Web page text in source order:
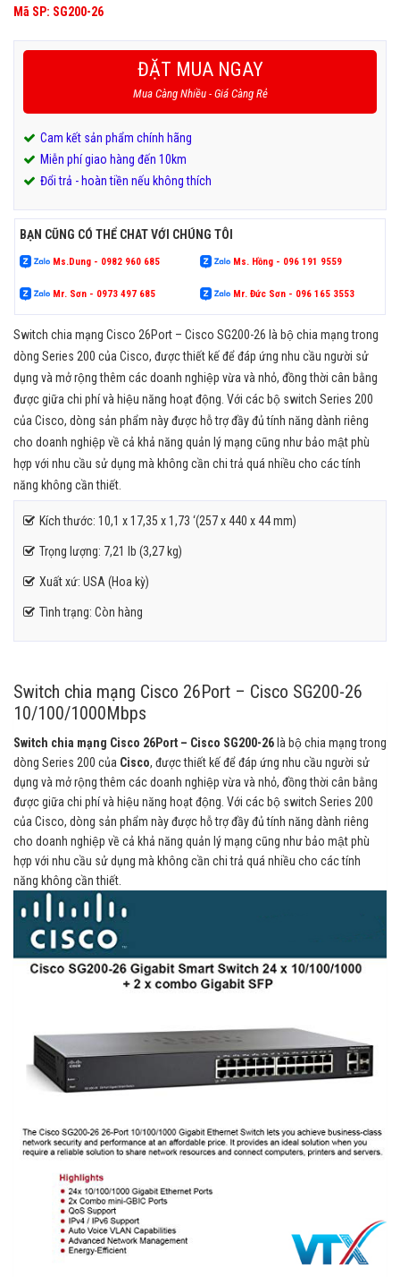
7,560,000₫.
là:
5,950,000₫.
Mã SP: SG200-26
ĐẶT MUA NGAY
Mua Càng Nhiều - Giá Càng Rẻ
Cam kết sản phẩm chính hãng
Miễn phí giao hàng đến 10km
Đổi trả - hoàn tiền nếu không thích
BẠN CŨNG CÓ THỂ CHAT VỚI CHÚNG TÔI
Ms.Dung - 0982 960 685 Ms. Hồng - 096 191 9559
Mr. Sơn - 0973 497 685 Mr. Đức Sơn - 096 165 3553
Switch chia mạng Cisco 26Port – Cisco SG200-26 là bộ chia mạng trong
dòng Series 200 của Cisco, được thiết kế để đáp ứng nhu cầu người sử
dụng và mở rộng thêm các doanh nghiệp vừa và nhỏ, đồng thời cân bằng
được giữa chi phí và hiệu năng hoạt động. Với các bộ switch Series 200
của Cisco, dòng sản phẩm này được hỗ trợ đầy đủ tính năng dành riêng
cho doanh nghiệp về cả khả năng quản lý mạng cũng như bảo mật phù
hợp với nhu cầu sử dụng mà không cần chi trả quá nhiều cho các tính
năng không cần thiết.
Kích thước: 10,1 x 17,35 x 1,73 ‘(257 x 440 x 44 mm)
Trọng lượng: 7,21 lb (3,27 kg)
Xuất xứ: USA (Hoa kỳ)
Tình trạng: Còn hàng
Switch chia mạng Cisco 26Port – Cisco SG200-26
10/100/1000Mbps
Switch chia mạng Cisco 26Port – Cisco SG200-26là bộ chia mạng trong
dòng Series 200 của Cisco, được thiết kế để đáp ứng nhu cầu người sử
dụng và mở rộng thêm các doanh nghiệp vừa và nhỏ, đồng thời cân bằng
được giữa chi phí và hiệu năng hoạt động. Với các bộ switch Series 200
của Cisco, dòng sản phẩm này được hỗ trợ đầy đủ tính năng dành riêng
cho doanh nghiệp về cả khả năng quản lý mạng cũng như bảo mật phù
hợp với nhu cầu sử dụng mà không cần chi trả quá nhiều cho các tính
năng không cần thiết.